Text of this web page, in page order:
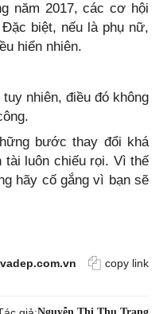
năm 2017, các cơ hội
biệt, nếu là phụ nữ,
hiển nhiên.
nhiên, điều đó không
bước thay đổi khá
tài luôn chiếu rọi. Vì thế
hãy cố gắng vì bạn sẽ
copy link